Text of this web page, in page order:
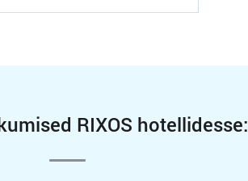
RIXOS hotellidesse: